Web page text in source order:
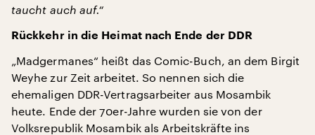
taucht auch auf.“
Rückkehr in die Heimat nach Ende der DDR
„Madgermanes“ heißt das Comic-Buch, an dem Birgit
Weyhe zur Zeit arbeitet. So nennen sich die
ehemaligen DDR-Vertragsarbeiter aus Mosambik
heute. Ende der 70er-Jahre wurden sie von der
Volksrepublik Mosambik als Arbeitskräfte ins